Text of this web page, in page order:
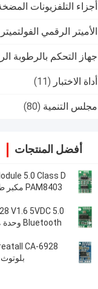
أجزاء التلفزيونات
الأميتر الرقمي الفولتميتر
جهاز التحكم بالرطوبة
أداة الاختبار (11)
مجلس التنمية (80)
أفضل المنتجات
5.0 Class D
PAM8403 مكبر طاقة الصوت الرقمي
Bluetooth وحدة مكبر طاقة المتحدث
بلوتوث